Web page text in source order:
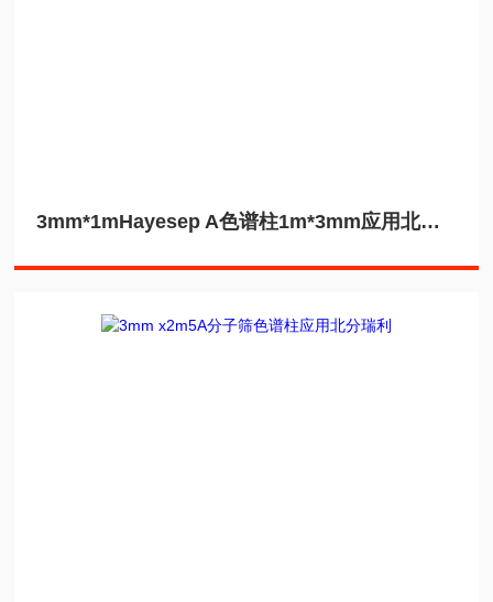
3mm*1mHayesep A色谱柱1m*3mm应用北分瑞利